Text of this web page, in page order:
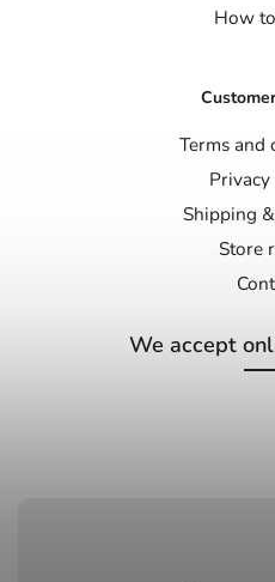
How
Terms and
Shipping
Store
We accept